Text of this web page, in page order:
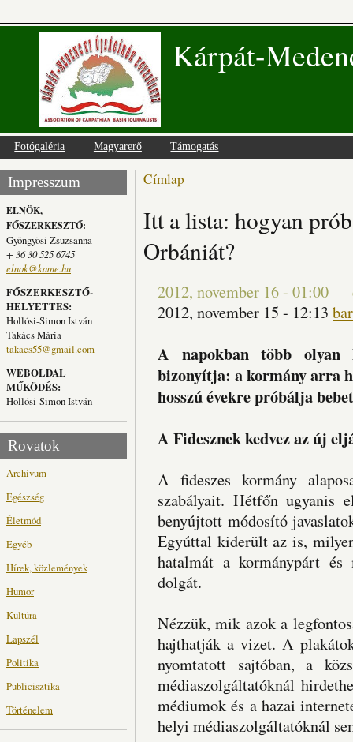
Kárpát-
Fotógaléria Magyarerő Támogatás
Impresszum
ELNÖK,
FŐSZERKESZTŐ:
Gyöngyösi Zsuzsanna
+ 36 30 525 6745
elnok@kame.hu
FŐSZERKESZTŐ-
HELYETTES:
Hollósi-Simon István
Takács Mária
takacs55@gmail.com
WEBOLDAL
MŰKÖDÉS:
Hollósi-Simon István
Rovatok
Archívum
Egészség
Életmód
Egyéb
Hírek, közlemények
Humor
Kultúra
Lapszél
Politika
Publicisztika
Történelem
Jelenlegi hely
Címlap
Itt a lista: hogyan
Orbániát?
2012, november 16 - 01:00—
2012, november 15 - 12:13
A napokban több
bizonyítja: a kormány arra
hosszú évekre próbálja
A Fidesznek kedvez az új
A fideszes kormány
szabályait. Hétfőn ugyanis
benyújtott módosító
Egyúttal kiderült az is,
hatalmát a kormánypárt
dolgát.
Nézzük, mik azok a
hajthatják a vizet. A
nyomtatott sajtóban, a
médiaszolgáltatóknál
médiumok és a hazai
helyi médiaszolgáltatóknál